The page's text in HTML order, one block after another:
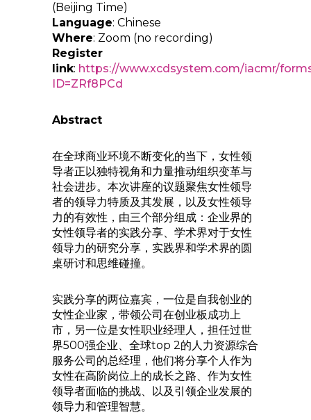
(Beijing Time)
Language: Chinese
Where: Zoom (no recording)
Register
link: https://www.xcdsystem.com/iacmr/
ID=ZRf8PCd
Abstract
在全球商业环境不断变化的当下，女性领
导者正以独特视角和力量推动组织变革与
社会进步。本次讲座的议题聚焦女性领导
者的领导力特质及其发展，以及女性领导
力的有效性，由三个部分组成：企业界的
女性领导者的实践分享、学术界对于女性
领导力的研究分享，实践界和学术界的圆
桌研讨和思维碰撞。
实践分享的两位嘉宾，一位是自我创业的
女性企业家，带领公司在创业板成功上
市，另一位是女性职业经理人，担任过世
界500强企业、全球top 2的人力资源综合
服务公司的总经理，他们将分享个人作为
女性在高阶岗位上的成长之路、作为女性
领导者面临的挑战、以及引领企业发展的
领导力和管理智慧。